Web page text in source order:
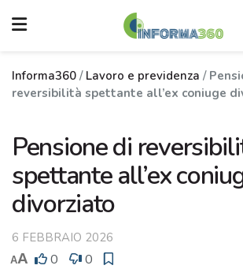
Informa360 / Lavoro e previdenza /
reversibilità spettante all’ex coniuge
Pensione di
spettante all’ex
divorziato
6 FEBBRAIO 2026
AA 0 0